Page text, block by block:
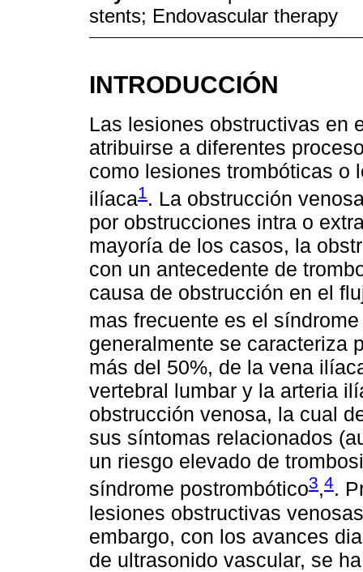
stents; Endovascular therapy
INTRODUCCIÓN
Las lesiones obstructivas en
atribuirse a diferentes
como lesiones trombóticas o
ilíaca1. La obstrucción
por obstrucciones intra o
mayoría de los casos, la
con un antecedente de
causa de obstrucción en el
mas frecuente es el
generalmente se caracteriza
más del 50%, de la vena
vertebral lumbar y la arteria
obstrucción venosa, la cual
sus síntomas relacionados
un riesgo elevado de
síndrome postrombótico3,4.
lesiones obstructivas
embargo, con los avances
de ultrasonido vascular, se